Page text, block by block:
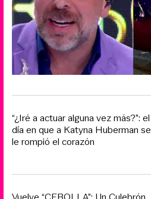
“¿Iré a actuar alguna vez más?”: el
día en que a Katyna Huberman se
le rompió el corazón